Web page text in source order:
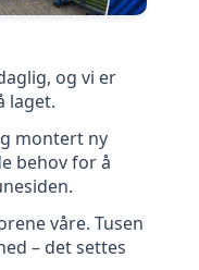
og vi er
laget.
montert ny
behov for å
våre. Tusen
– det settes